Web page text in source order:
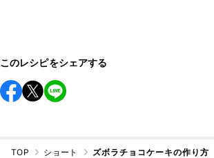
このレシピをシェアする
TOP ショート ズボラチョコケーキの作り方